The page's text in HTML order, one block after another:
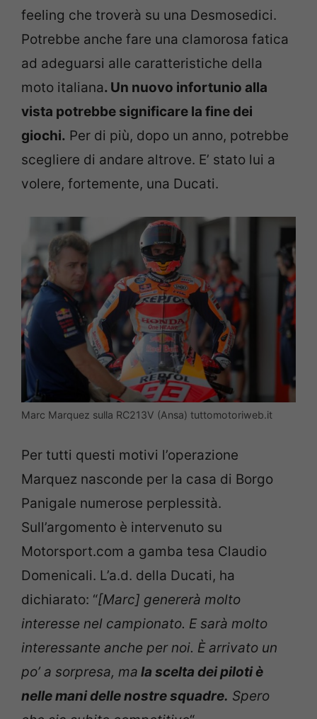
feeling che troverà su una Desmosedici.
Potrebbe anche fare una clamorosa fatica
ad adeguarsi alle caratteristiche della
moto italiana. Un nuovo infortunio alla
vista potrebbe significare la fine dei
giochi. Per di più, dopo un anno, potrebbe
scegliere di andare altrove. E’ stato lui a
volere, fortemente, una Ducati.
Marc Marquez sulla RC213V (Ansa) tuttomotoriweb.it
Per tutti questi motivi l’operazione
Marquez nasconde per la casa di Borgo
Panigale numerose perplessità.
Sull’argomento è intervenuto su
Motorsport.com a gamba tesa Claudio
Domenicali. L’a.d. della Ducati, ha
dichiarato: “[Marc] genererà molto
interesse nel campionato. E sarà molto
interessante anche per noi. È arrivato un
po’ a sorpresa, ma la scelta dei piloti è
nelle mani delle nostre squadre. Spero